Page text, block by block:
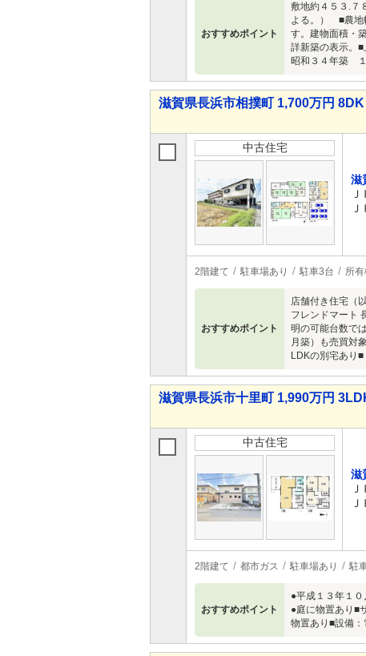
おすすめポイント
敷地約４５３.７
よる。） ■農地
す。建物面積・
詳新築の表示
昭和３４年築
滋賀県長浜市相撲町 1,700万円 8DK
中古住宅
滋
2階建て 駐車場あり 駐車3台 所
おすすめポイント
店舗付き住宅（
フレンドマート
明の可能台数で
月築）も売買対
LDKの別宅あり
滋賀県長浜市十里町 1,990万円
中古住宅
滋
2階建て 都市ガス 駐車場あり 駐
おすすめポイント
●平成１３年１
●庭に物置あり■
物置あり■設備